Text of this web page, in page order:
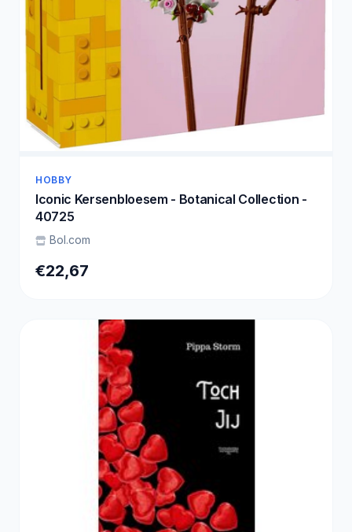
HOBBY
Iconic Kersenbloesem - Botanical Collection -
40725
Bol.com
€22,67